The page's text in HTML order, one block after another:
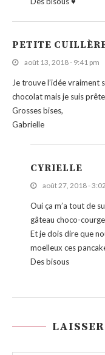
PETITE
août 13, 2018 - 9:41 pm
Je trouve l’idée vraiment
chocolat mais je suis
Grosses bises,
Gabrielle
CYRIELLE
août 27, 2018 -
Oui ça m’a tout de
gâteau choco-
Et je dois dire que
moelleux ces
Des bisous